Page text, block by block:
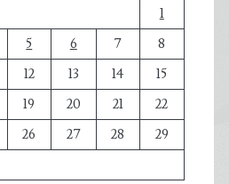
1
5 6 7
8
12 13 14
15
19 20 21
22
26 27 28
29